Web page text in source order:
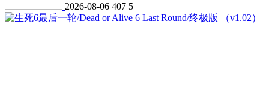
2026-08-06 407 5